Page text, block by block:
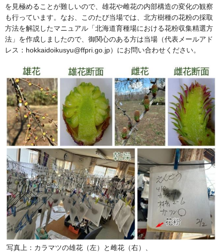
を見極めることが難しいので、雄花や雌花の内部構造の変化の観察
も行っています。なお、このたび当場では、北方樹種の花粉の採取
方法を解説したマニュアル「北海道育種場における花粉収集精選方
法」を作成しましたので、御関心のある方は当場（代表メールアド
レス：hokkaidoikusyu@ffpri.go.jp）にお問い合わせください。
写真上：カラマツの雄花（左）と雌花（右）、